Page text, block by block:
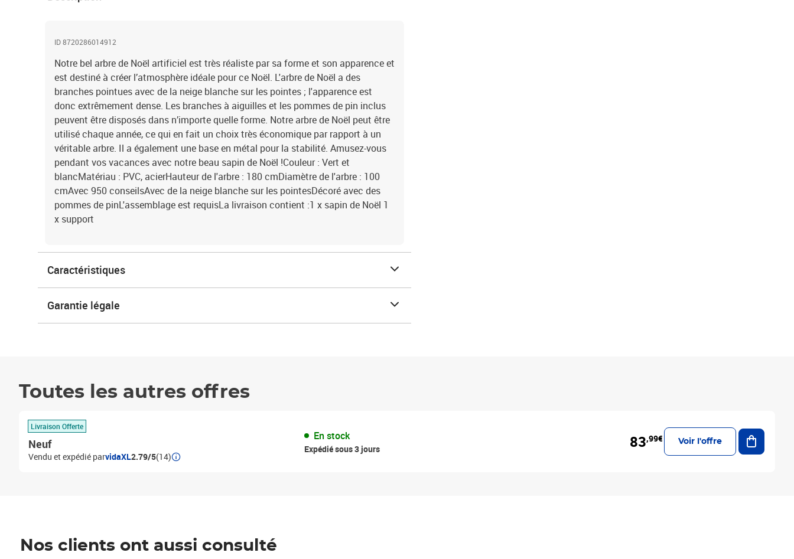
ID 8720286014912
Notre bel arbre de Noël artificiel est très réaliste par sa forme et son apparence et
est destiné à créer l’atmosphère idéale pour ce Noël. L'arbre de Noël a des
branches pointues avec de la neige blanche sur les pointes ; l'apparence est
donc extrêmement dense. Les branches à aiguilles et les pommes de pin inclus
peuvent être disposés dans n’importe quelle forme. Notre arbre de Noël peut être
utilisé chaque année, ce qui en fait un choix très économique par rapport à un
véritable arbre. Il a également une base en métal pour la stabilité. Amusez-vous
pendant vos vacances avec notre beau sapin de Noël !Couleur : Vert et
blancMatériau : PVC, acierHauteur de l'arbre : 180 cmDiamètre de l'arbre : 100
cmAvec 950 conseilsAvec de la neige blanche sur les pointesDécoré avec des
pommes de pinL'assemblage est requisLa livraison contient :1 x sapin de Noël 1
x support
Caractéristiques
Garantie légale
Toutes les autres offres
Livraison Offerte
Neuf
Vendu et expédié parvidaXL2.79/5(14)
En stock
Expédié sous 3 jours 83,99€ Voir l'offre
Ajouter
Nos clients ont aussi consulté